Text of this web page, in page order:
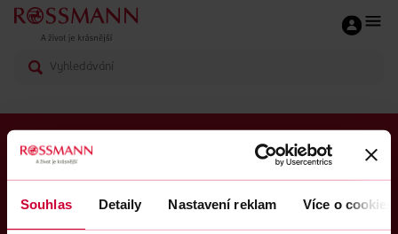
Souhlas Detaily Nastavení reklam Více o cookies
ROSSMANN CLUB
O nás
Časté dotazy
Kariéra